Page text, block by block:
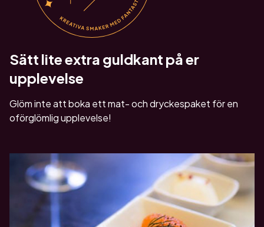
Sätt lite extra guldkant på er
upplevelse
Glöm inte att boka ett mat- och dryckespaket för en
oförglömlig upplevelse!